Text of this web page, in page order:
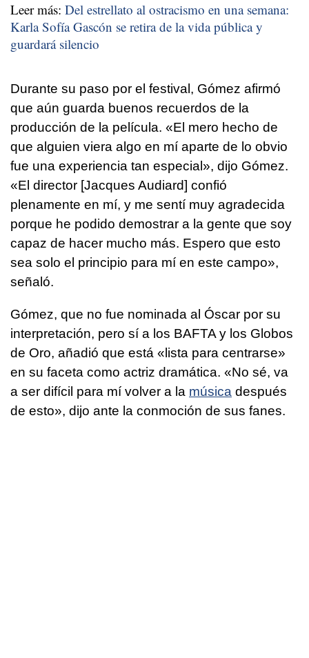
Leer más: Del estrellato al ostracismo en una semana:
Karla Sofía Gascón se retira de la vida pública y
guardará silencio
Durante su paso por el festival, Gómez afirmó
que aún guarda buenos recuerdos de la
producción de la película. «El mero hecho de
que alguien viera algo en mí aparte de lo obvio
fue una experiencia tan especial», dijo Gómez.
«El director [Jacques Audiard] confió
plenamente en mí, y me sentí muy agradecida
porque he podido demostrar a la gente que soy
capaz de hacer mucho más. Espero que esto
sea solo el principio para mí en este campo»,
señaló.
Gómez, que no fue nominada al Óscar por su
interpretación, pero sí a los BAFTA y los Globos
de Oro, añadió que está «lista para centrarse»
en su faceta como actriz dramática. «No sé, va
a ser difícil para mí volver a la música después
de esto», dijo ante la conmoción de sus fanes.